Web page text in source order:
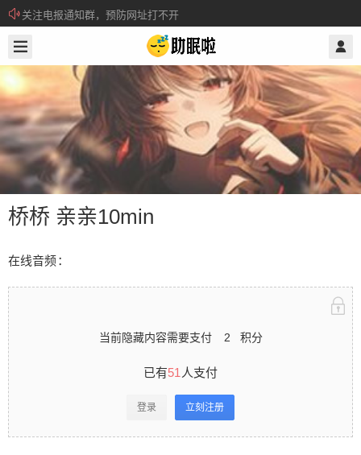
关注电报通知群，预防网址打不开
所有注册用户记得每日来签到领取积分。
桥桥 亲亲10min
在线音频：
当前隐藏内容需要支付 2 积分
已有51 人支付
登录 立刻注册
@ 助眠啦
支付 登录立刻注册 本站致力于推荐国内外优秀助眠
作者，网站所有内容均收集于互联网，若有违规内
容请联系站长删除。 资源怎么解压 | 关注电报通知